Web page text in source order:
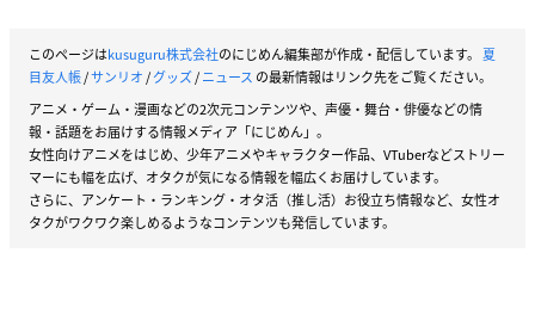
このページはkusuguru株式会社のにじめん編集部が作成・配信しています。 夏
目友人帳/サンリオ/グッズ/ニュース の最新情報はリンク先をご覧ください。
アニメ・ゲーム・漫画などの2次元コンテンツや、声優・舞台・俳優などの情
報・話題をお届けする情報メディア「にじめん」。
女性向けアニメをはじめ、少年アニメやキャラクター作品、VTuberなどストリー
マーにも幅を広げ、オタクが気になる情報を幅広くお届けしています。
さらに、アンケート・ランキング・オタ活（推し活）お役立ち情報など、女性オ
タクがワクワク楽しめるようなコンテンツも発信しています。